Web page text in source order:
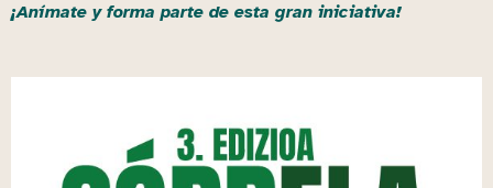
¡Anímate y forma parte de esta gran iniciativa!